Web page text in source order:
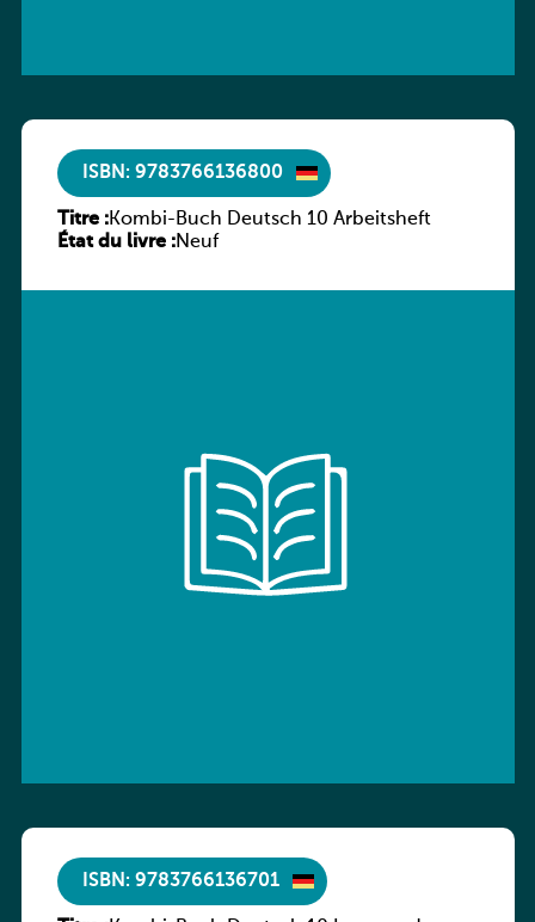
ISBN: 9783766136800
Titre :Kombi-Buch Deutsch 10 Arbeitsheft
État du livre :Neuf
ISBN: 9783766136701